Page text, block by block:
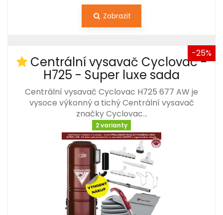
Zobrazit
-25%
Centrální vysavač Cyclovac -
H725 - Super luxe sada
Centrální vysavač Cyclovac H725 677 AW je
vysoce výkonný a tichý Centrální vysavač
značky Cyclovac…
2 varianty